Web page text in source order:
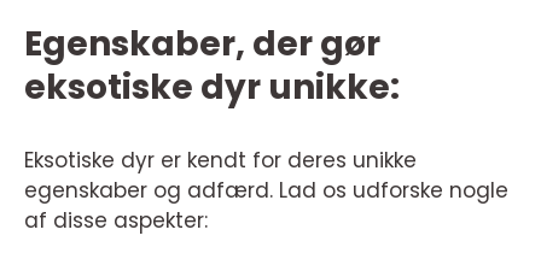
Egenskaber, der gør
eksotiske dyr unikke:
Eksotiske dyr er kendt for deres unikke
egenskaber og adfærd. Lad os udforske nogle
af disse aspekter: